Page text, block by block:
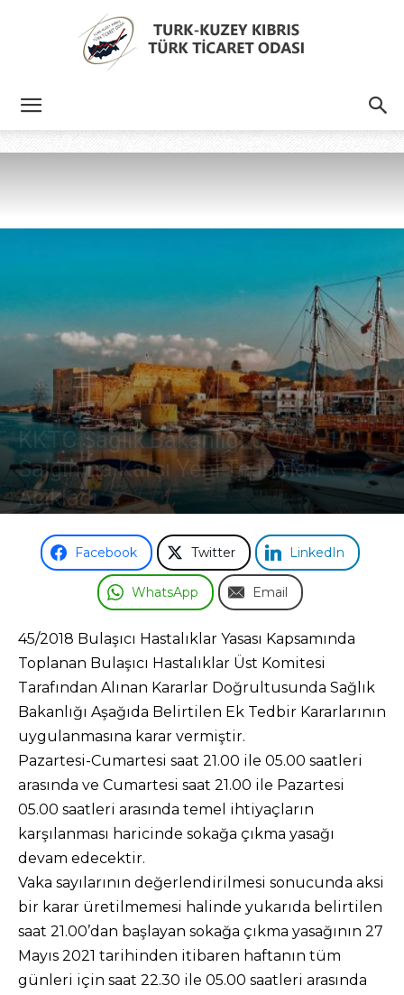
Ticaret
Odası
KKTC Sağlık Bakanlığı COVİD-19
Salgınına Karşı Yeni Tedbirleri
Açıkladı
Facebook Twitter LinkedIn
WhatsApp Email
45/2018 Bulaşıcı Hastalıklar Yasası Kapsamında
Toplanan Bulaşıcı Hastalıklar Üst Komitesi
Tarafından Alınan Kararlar Doğrultusunda Sağlık
Bakanlığı Aşağıda Belirtilen Ek Tedbir Kararlarının
uygulanmasına karar vermiştir.
Pazartesi-Cumartesi saat 21.00 ile 05.00 saatleri
arasında ve Cumartesi saat 21.00 ile Pazartesi
05.00 saatleri arasında temel ihtiyaçların
karşılanması haricinde sokağa çıkma yasağı
devam edecektir.
Vaka sayılarının değerlendirilmesi sonucunda aksi
bir karar üretilmemesi halinde yukarıda belirtilen
saat 21.00’dan başlayan sokağa çıkma yasağının 27
Mayıs 2021 tarihinden itibaren haftanın tüm
günleri için saat 22.30 ile 05.00 saatleri arasında